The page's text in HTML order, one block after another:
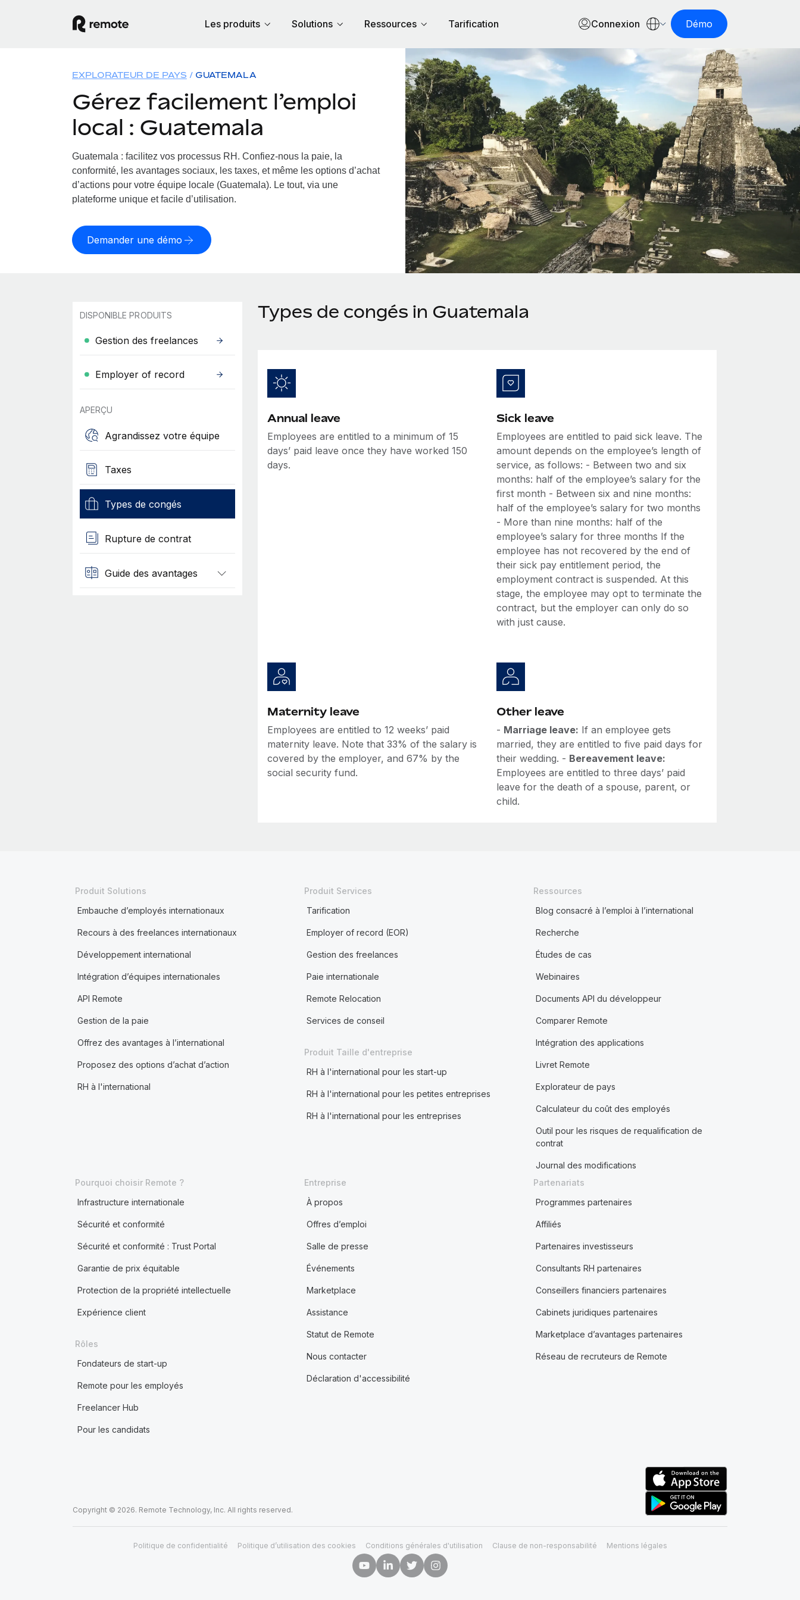
Les produits Solutions Ressources Tarification Connexion Démo
EXPLORATEUR DE PAYS GUATEMALA
Gérez facilement l’emploi
local : Guatemala
Guatemala : facilitez vos processus RH. Confiez-nous la paie, la
conformité, les avantages sociaux, les taxes, et même les options d’achat
d’actions pour votre équipe locale (Guatemala). Le tout, via une
plateforme unique et facile d’utilisation.
Demander une démo
DISPONIBLE PRODUITS
Gestion des freelances
Employer of record
APERÇU
Agrandissez votre équipe
Taxes
Types de congés
Rupture de contrat
Guide des avantages
Types de congés in Guatemala
Annual leave
Employees are entitled to a minimum of 15
days’ paid leave once they have worked 150
days.
Sick leave
Employees are entitled to paid sick leave. The
amount depends on the employee’s length of
service, as follows: - Between two and six
months: half of the employee’s salary for the
first month - Between six and nine months:
half of the employee’s salary for two months
- More than nine months: half of the
employee’s salary for three months If the
employee has not recovered by the end of
their sick pay entitlement period, the
employment contract is suspended. At this
stage, the employee may opt to terminate the
contract, but the employer can only do so
with just cause.
Maternity leave
Employees are entitled to 12 weeks’ paid
maternity leave. Note that 33% of the salary is
covered by the employer, and 67% by the
social security fund.
Other leave
- Marriage leave: If an employee gets
married, they are entitled to five paid days for
their wedding. - Bereavement leave:
Employees are entitled to three days’ paid
leave for the death of a spouse, parent, or
child.
Produit Solutions
Embauche d’employés internationaux
Recours à des freelances internationaux
Développement international
Intégration d’équipes internationales
API Remote
Gestion de la paie
Offrez des avantages à l’international
Proposez des options d’achat d’action
RH à l'international
Produit Services
Tarification
Employer of record (EOR)
Gestion des freelances
Paie internationale
Remote Relocation
Services de conseil
Produit Taille d'entreprise
RH à l'international pour les start-up
RH à l'international pour les petites entreprises
RH à l'international pour les entreprises
Ressources
Blog consacré à l’emploi à l’international
Recherche
Études de cas
Webinaires
Documents API du développeur
Comparer Remote
Intégration des applications
Livret Remote
Explorateur de pays
Calculateur du coût des employés
Outil pour les risques de requalification de
contrat
Journal des modifications
Pourquoi choisir Remote ?
Infrastructure internationale
Sécurité et conformité
Sécurité et conformité : Trust Portal
Garantie de prix équitable
Protection de la propriété intellectuelle
Expérience client
Rôles
Fondateurs de start-up
Remote pour les employés
Freelancer Hub
Pour les candidats
Entreprise
À propos
Offres d’emploi
Salle de presse
Événements
Marketplace
Assistance
Statut de Remote
Nous contacter
Déclaration d'accessibilité
Partenariats
Programmes partenaires
Affiliés
Partenaires investisseurs
Consultants RH partenaires
Conseillers financiers partenaires
Cabinets juridiques partenaires
Marketplace d’avantages partenaires
Réseau de recruteurs de Remote
Copyright © 2026. Remote Technology, Inc. All rights reserved.
Politique de confidentialité Politique d’utilisation des cookies Conditions générales d'utilisation Clause de non-responsabilité Mentions légales